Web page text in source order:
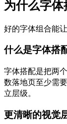
为什么字
好的字体组合能
什么是字体搭
字体搭配是把两
数落地页至少需
立层级。
更清晰的视觉